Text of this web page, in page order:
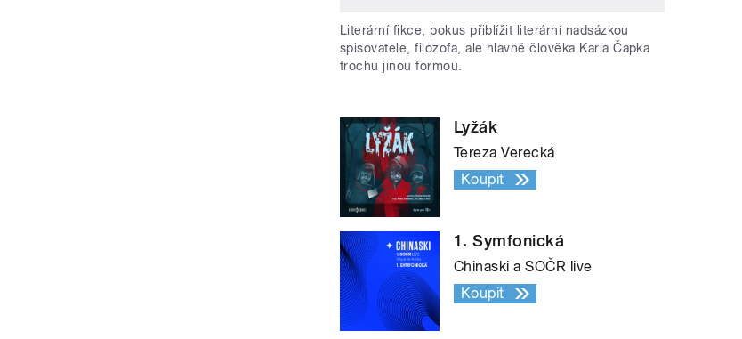
Literární fikce, pokus přiblížit literární nadsázkou
spisovatele, filozofa, ale hlavně člověka Karla Čapka
trochu jinou formou.
Lyžák
Tereza Verecká
Koupit
1. Symfonická
Chinaski a SOČR live
Koupit